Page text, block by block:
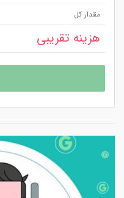
مقدار کل
هزینه تقریبی